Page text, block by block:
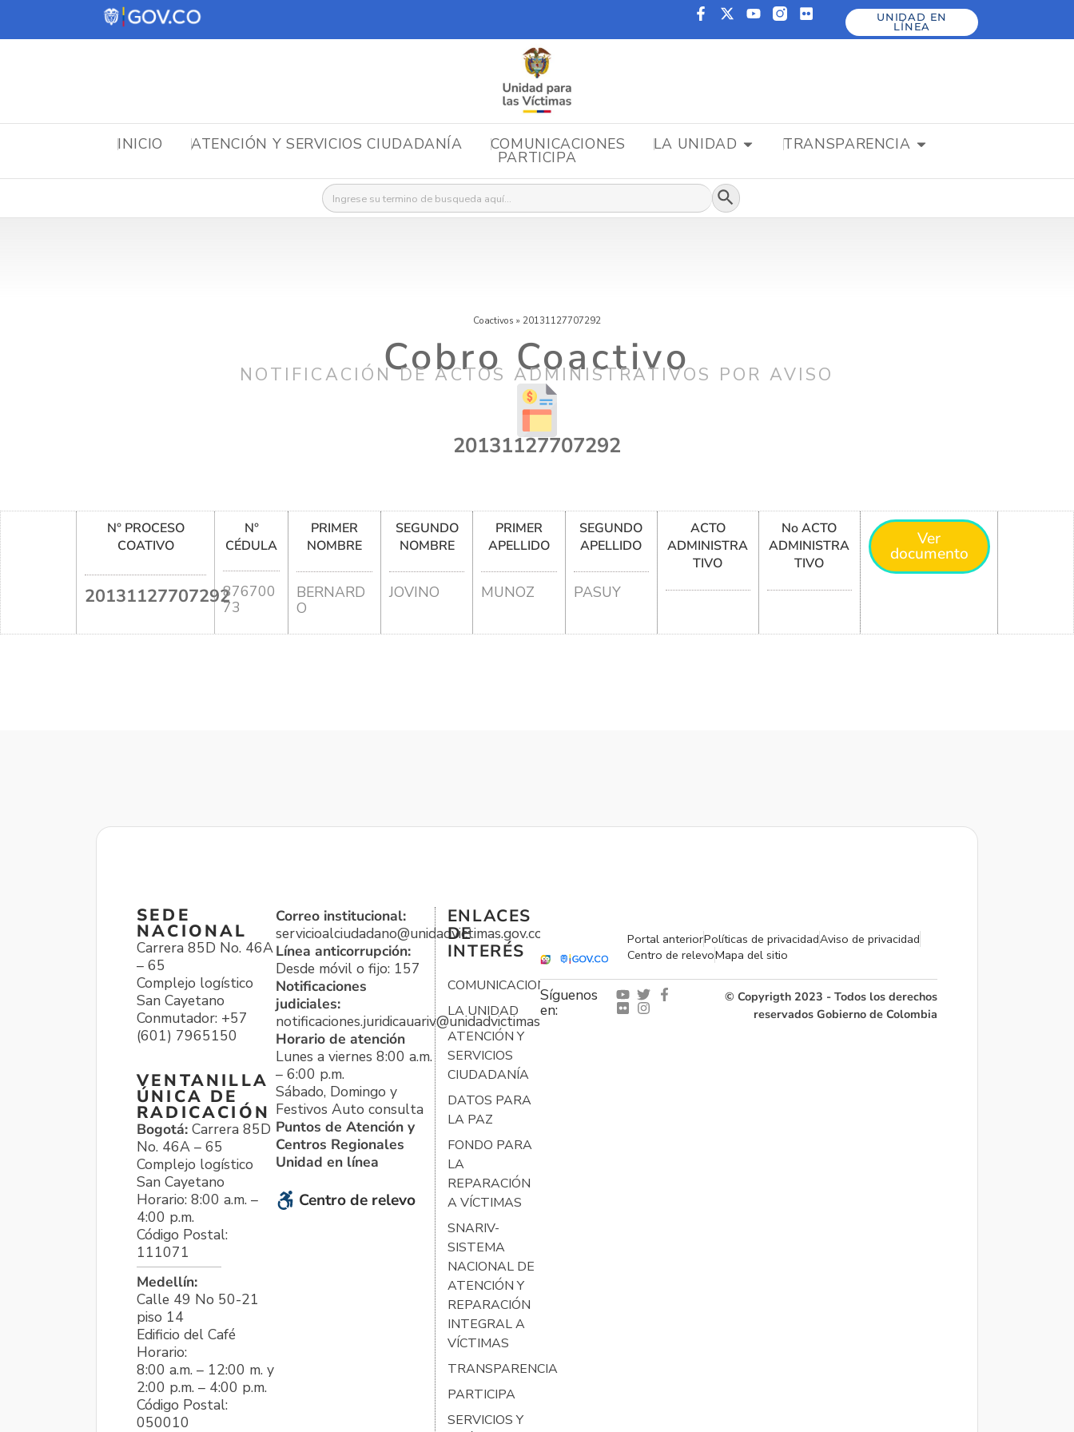
UNIDAD EN
LÍNEA
INICIO ATENCIÓN Y SERVICIOS CIUDADANÍA COMUNICACIONES LA UNIDAD TRANSPARENCIA
PARTICIPA
Buscar: Botón de búsqueda
Coactivos » 20131127707292
Cobro Coactivo
NOTIFICACIÓN DE ACTOS ADMINISTRATIVOS POR AVISO
20131127707292
N° PROCESO
COATIVO
20131127707292
N°
CÉDULA
876700
73
PRIMER
NOMBRE
BERNARD
O
SEGUNDO
NOMBRE
JOVINO
PRIMER
APELLIDO
MUNOZ
SEGUNDO
APELLIDO
PASUY
ACTO
ADMINISTRA
TIVO
No ACTO
ADMINISTRA
TIVO
Ver
documento
SEDE
NACIONAL
Carrera 85D No. 46A
– 65
Complejo logístico
San Cayetano
Conmutador: +57
(601) 7965150
VENTANILLA
ÚNICA DE
RADICACIÓN
Bogotá: Carrera 85D
No. 46A – 65
Complejo logístico
San Cayetano
Horario: 8:00 a.m. –
4:00 p.m.
Código Postal:
111071
Medellín:
Calle 49 No 50-21
piso 14
Edificio del Café
Horario:
8:00 a.m. – 12:00 m. y
2:00 p.m. – 4:00 p.m.
Código Postal:
050010
Correo institucional:
servicioalciudadano@unidadvictimas.gov.co
Línea anticorrupción:
Desde móvil o fijo: 157
Notificaciones
judiciales:
notificaciones.juridicauariv@unidadvictimas.gov.co
Horario de atención
Lunes a viernes 8:00 a.m.
– 6:00 p.m.
Sábado, Domingo y
Festivos Auto consulta
Puntos de Atención y
Centros Regionales
Unidad en línea
Centro de relevo
ENLACES
DE
INTERÉS
COMUNICACIONES
LA UNIDAD
ATENCIÓN Y
SERVICIOS
CIUDADANÍA
DATOS PARA
LA PAZ
FONDO PARA
LA
REPARACIÓN
A VÍCTIMAS
SNARIV-
SISTEMA
NACIONAL DE
ATENCIÓN Y
REPARACIÓN
INTEGRAL A
VÍCTIMAS
TRANSPARENCIA
PARTICIPA
SERVICIOS Y
Portal anteriorPolíticas de privacidadAviso de privacidad
Centro de relevoMapa del sitio
Síguenos
en:
© Copyrigth 2023 - Todos los derechos
reservados Gobierno de Colombia